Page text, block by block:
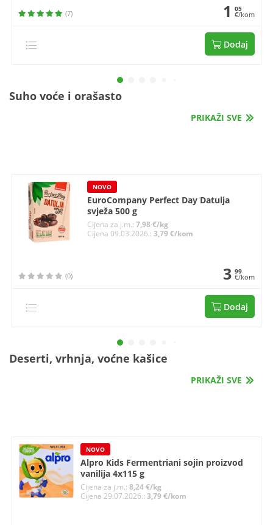
(7) 1 05
€/kom
Dodaj
Suho voće i orašasto
PRIKAŽI SVE
NOVO
EuroCompany Perfect Day Datulja
svježa 500 g
Cijena za j.m.:7,98 €/kg
Cijena 09.03.2026.:3,79 €/kom
(0) 3 99
€/kom
Dodaj
Deserti, vrhnja, voćne kašice
PRIKAŽI SVE
NOVO
Alpro Kids Fermentriani sojin proizvod
vanilija 4x115 g
Cijena za j.m.: 8,24 €/kg
Cijena 29.07.2026.: 3,79 €/kom